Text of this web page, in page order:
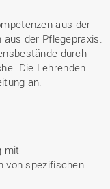
aus der
aus der Pflegepraxis.
durch
Die Lehrenden
an.
mit
von spezifischen